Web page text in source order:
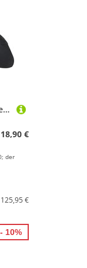
Black Diamond Method S - Kletterschuhe
€
der
125,95 €
- 10%